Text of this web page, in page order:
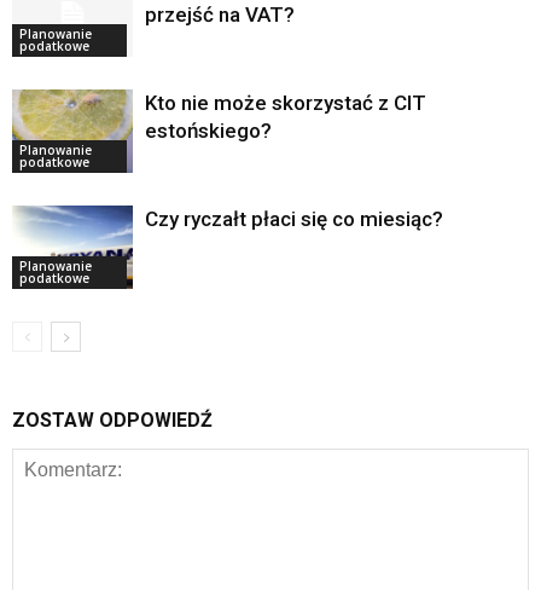
Planowanie
podatkowe
przejść na VAT?
Planowanie
podatkowe
Kto nie może skorzystać z CIT
estońskiego?
Planowanie
podatkowe
Czy ryczałt płaci się co miesiąc?
ZOSTAW ODPOWIEDŹ